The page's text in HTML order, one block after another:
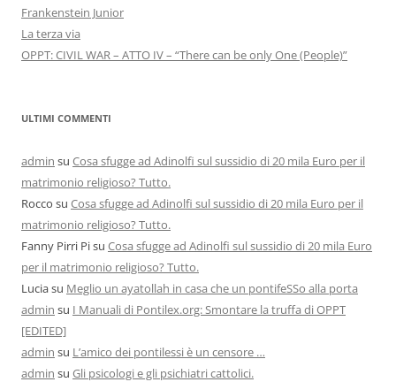
Frankenstein Junior
La terza via
OPPT: CIVIL WAR – ATTO IV – “There can be only One (People)”
ULTIMI COMMENTI
admin su Cosa sfugge ad Adinolfi sul sussidio di 20 mila Euro per il
matrimonio religioso? Tutto.
Rocco su Cosa sfugge ad Adinolfi sul sussidio di 20 mila Euro per il
matrimonio religioso? Tutto.
Fanny Pirri Pisu Cosa sfugge ad Adinolfi sul sussidio di 20 mila Euro
per il matrimonio religioso? Tutto.
Luciasu Meglio un ayatollah in casa che un pontifeSSo alla porta
admin su I Manuali di Pontilex.org: Smontare la truffa di OPPT
[EDITED]
admin su L’amico dei pontilessi è un censore …
admin su Gli psicologi e gli psichiatri cattolici.